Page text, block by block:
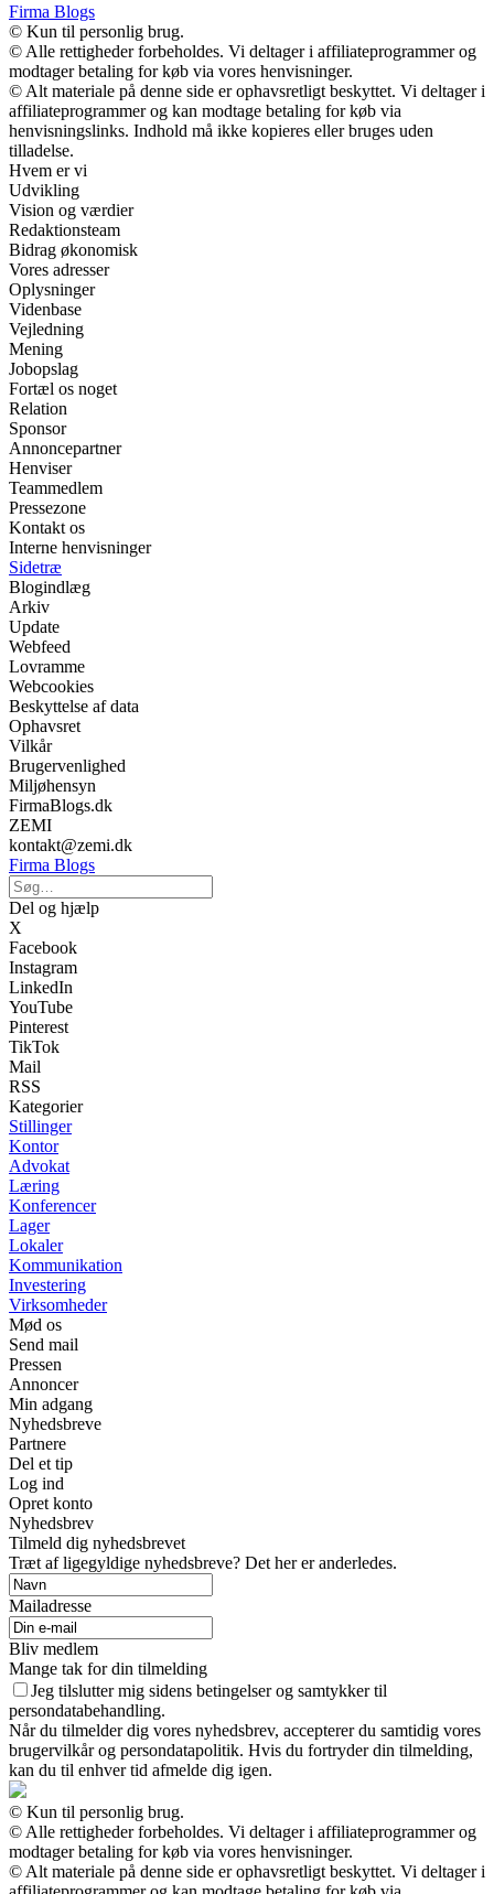
Firma Blogs
© Kun til personlig brug.
© Alle rettigheder forbeholdes. Vi deltager i affiliateprogrammer og
modtager betaling for køb via vores henvisninger.
© Alt materiale på denne side er ophavsretligt beskyttet. Vi deltager i
affiliateprogrammer og kan modtage betaling for køb via
henvisningslinks. Indhold må ikke kopieres eller bruges uden
tilladelse.
Hvem er vi
Udvikling
Vision og værdier
Redaktionsteam
Bidrag økonomisk
Vores adresser
Oplysninger
Videnbase
Vejledning
Mening
Jobopslag
Fortæl os noget
Relation
Sponsor
Annoncepartner
Henviser
Teammedlem
Pressezone
Kontakt os
Interne henvisninger
Sidetræ
Blogindlæg
Arkiv
Update
Webfeed
Lovramme
Webcookies
Beskyttelse af data
Ophavsret
Vilkår
Brugervenlighed
Miljøhensyn
FirmaBlogs.dk
ZEMI
kontakt@zemi.dk
Firma Blogs
Del og hjælp
X
Facebook
Instagram
LinkedIn
YouTube
Pinterest
TikTok
Mail
RSS
Kategorier
Stillinger
Kontor
Advokat
Læring
Konferencer
Lager
Lokaler
Kommunikation
Investering
Virksomheder
Mød os
Send mail
Pressen
Annoncer
Min adgang
Nyhedsbreve
Partnere
Del et tip
Log ind
Opret konto
Nyhedsbrev
Tilmeld dig nyhedsbrevet
Træt af ligegyldige nyhedsbreve? Det her er anderledes.
Mailadresse
Bliv medlem
Mange tak for din tilmelding
Jeg tilslutter mig sidens betingelser og samtykker til
persondatabehandling.
Når du tilmelder dig vores nyhedsbrev, accepterer du samtidig vores
brugervilkår og persondatapolitik. Hvis du fortryder din tilmelding,
kan du til enhver tid afmelde dig igen.
© Kun til personlig brug.
© Alle rettigheder forbeholdes. Vi deltager i affiliateprogrammer og
modtager betaling for køb via vores henvisninger.
© Alt materiale på denne side er ophavsretligt beskyttet. Vi deltager i